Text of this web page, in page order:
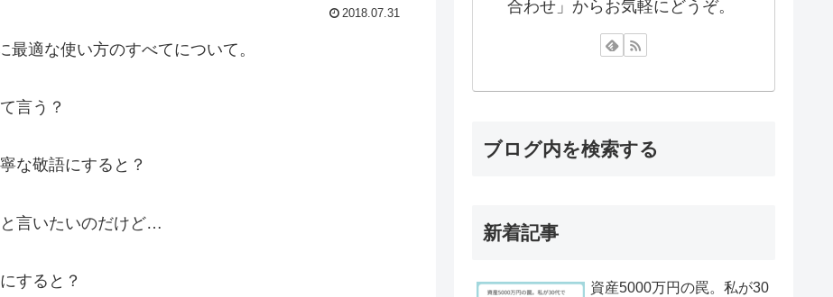
2018.07.31
最適な使い方のすべてについて。
言う？
な敬語にすると？
と言いたいのだけど…
すると？
合わせ」からお気軽にどうぞ。
ブログ内を検索する
新着記事
資産5000万円の罠。私が30